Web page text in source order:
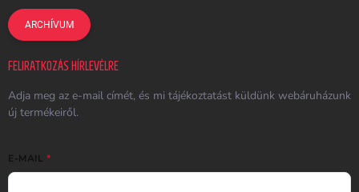
ARCHÍVUM
FELIRATKOZÁS HÍRLEVÉLRE
Adja meg az e-mail címét, és mi tájékoztatást küldünk webáruházunk
új termékeiről.
E-MAIL